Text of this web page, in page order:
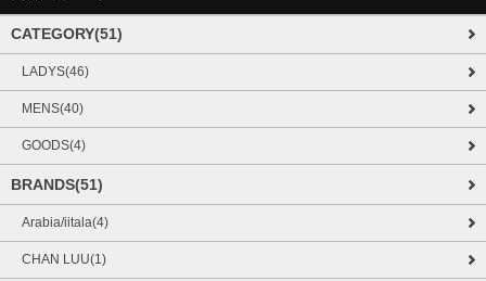
CATEGORY(51)
LADYS(46)
MENS(40)
GOODS(4)
BRANDS(51)
Arabia/iitala(4)
CHAN LUU(1)